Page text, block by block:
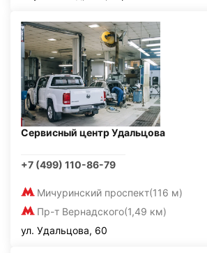
Сервисный центр Удальцова
+7 (499) 110-86-79
Мичуринский проспект(116 м)
Пр-т Вернадского(1,49 км)
ул. Удальцова, 60